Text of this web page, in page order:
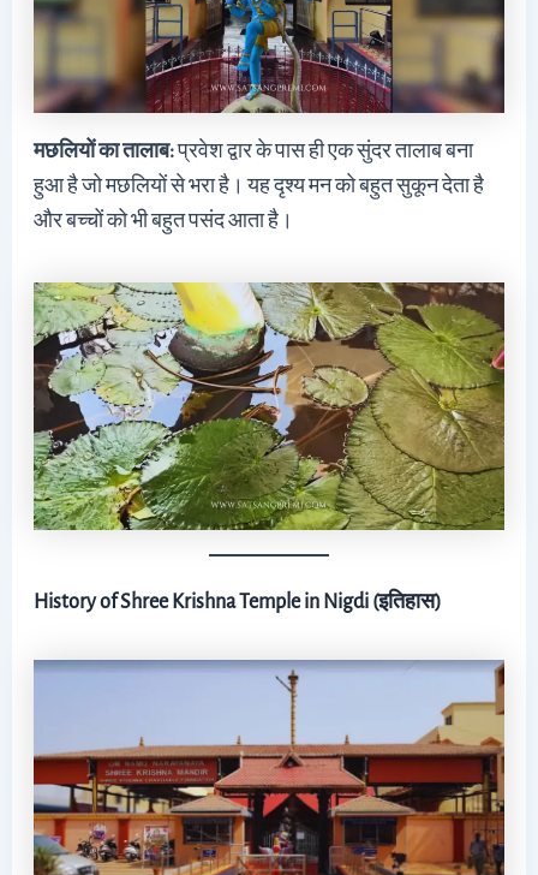
मछलियों का तालाब:प्रवेश द्वार के पास ही एक सुंदर तालाब बना
हुआ है जो मछलियों से भरा है। यह दृश्य मन को बहुत सुकून देता है
और बच्चों को भी बहुत पसंद आता है।
History of Shree Krishna Temple in Nigdi (इतिहास)